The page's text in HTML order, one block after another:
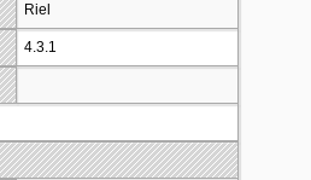
Riel
4.3.1